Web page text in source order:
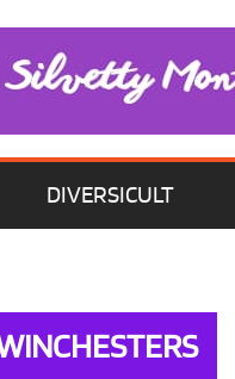
DIVERSICULT